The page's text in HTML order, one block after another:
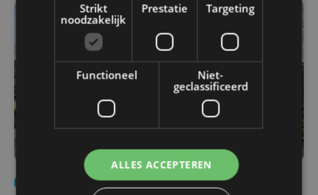
wo 5 augustus | 11:57
Strikt
noodzakelijk
Prestatie Targeting
Functioneel
Niet-
geclassificeerd
ALLES ACCEPTEREN